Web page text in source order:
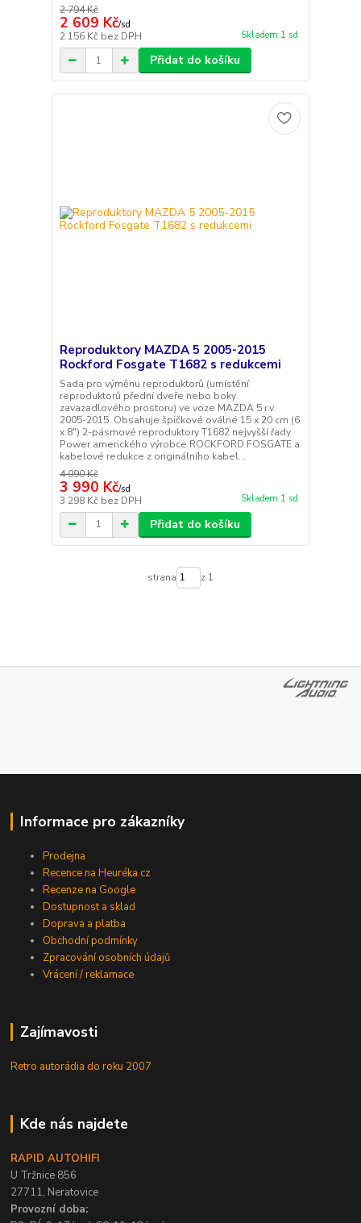
2 794 Kč
2 609 Kč/sd
2 156 Kč bez DPH Skladem 1 sd
Přidat do košíku
Reproduktory MAZDA 5 2005-2015
Rockford Fosgate T1682 s redukcemi
Sada pro výměnu reproduktorů (umístění
reproduktorů přední dveře nebo boky
zavazadlového prostoru) ve voze MAZDA 5 r.v.
2005-2015. Obsahuje špičkové oválné 15 x 20 cm (6
x 8") 2-pásmové reproduktory T1682 nejvyšší řady
Power amerického výrobce ROCKFORD FOSGATE a
kabelové redukce z originálního kabel...
4 090 Kč
3 990 Kč/sd
3 298 Kč bez DPH Skladem 1 sd
Přidat do košíku
strana z 1
Informace pro zákazníky
Prodejna
Recence na Heuréka.cz
Recenze na Google
Dostupnost a sklad
Doprava a platba
Obchodní podmínky
Zpracování osobních údajů
Vrácení / reklamace
Zajímavosti
Retro autorádia do roku 2007
Kde nás najdete
RAPID AUTOHIFI
U Tržnice 856
27711, Neratovice
Provozní doba: